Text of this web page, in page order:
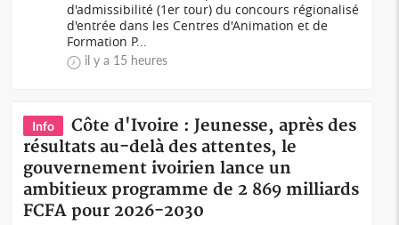
d'admissibilité (1er tour) du concours régionalisé
d'entrée dans les Centres d'Animation et de
Formation P...
il y a 15 heures
Info
Côte d'Ivoire : Jeunesse, après des
résultats au-delà des attentes, le
gouvernement ivoirien lance un
ambitieux programme de 2 869 milliards
FCFA pour 2026-2030